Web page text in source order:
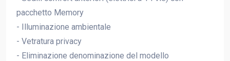
pacchetto Memory
- Illuminazione ambientale
- Vetratura privacy
- Eliminazione denominazione del modello